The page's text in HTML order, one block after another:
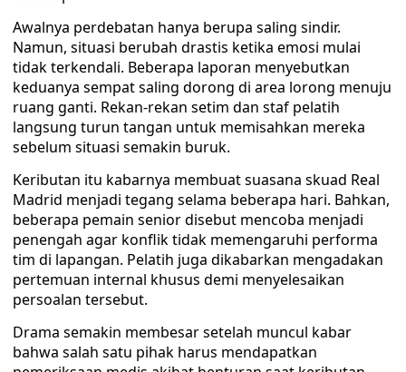
Awalnya perdebatan hanya berupa saling sindir.
Namun, situasi berubah drastis ketika emosi mulai
tidak terkendali. Beberapa laporan menyebutkan
keduanya sempat saling dorong di area lorong menuju
ruang ganti. Rekan-rekan setim dan staf pelatih
langsung turun tangan untuk memisahkan mereka
sebelum situasi semakin buruk.
Keributan itu kabarnya membuat suasana skuad Real
Madrid menjadi tegang selama beberapa hari. Bahkan,
beberapa pemain senior disebut mencoba menjadi
penengah agar konflik tidak memengaruhi performa
tim di lapangan. Pelatih juga dikabarkan mengadakan
pertemuan internal khusus demi menyelesaikan
persoalan tersebut.
Drama semakin membesar setelah muncul kabar
bahwa salah satu pihak harus mendapatkan